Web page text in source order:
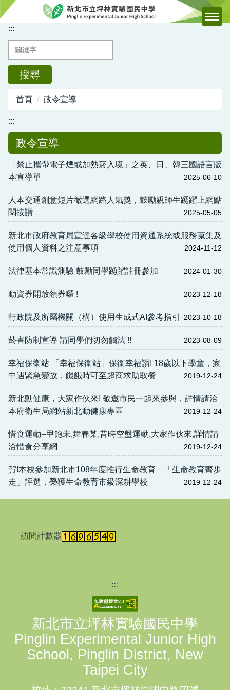
跳
主
內
容
區
:::
搜尋
首頁 政令宣導
:::
政令宣導
「禁止攜帶電子煙或加熱菸入境」之英、日、韓三國語言版
本宣導單
2025-06-10
人本交通創意短片徵選網路人氣獎，鼓勵親師生踴躍上網點
閱按讚
2025-05-05
新北市政府教育局宣達各級學校使用資通系統或服務蒐集及
使用個人資料之注意事項
2024-11-12
法律基本常識測驗 鼓勵同學踴躍註冊參加 2024-01-30
動資券開放領券囉 ! 2023-12-18
行政院及所屬機關（構）使用生成式AI參考指引 2023-10-18
菸害防制宣導 請同學們切勿觸法 !! 2023-08-09
幸福保衛站 「幸福保衛站」保衛幸福讚! 18歲以下學童，家
中遇緊急變故，饑餓時可至超商求助取餐
2019-12-24
新北動健康，大家作伙來! 敬邀市民一起來參與，詳情請洽
本府衛生局網站新北動健康專區
2019-12-24
惜食運動--甲飽未,舞春某,昔時空盤運動,大家作伙來,詳情請
洽惜食分享網
2019-12-24
賀!本校參加新北市108年度推行生命教育－「生命教育齊步
走」評選，榮獲生命教育市級深耕學校
2019-12-24
訪問計數器
:::
新北市立坪林實驗國民中學
Pinglin Experimental Junior High
School, Pinglin District, New
Taipei City